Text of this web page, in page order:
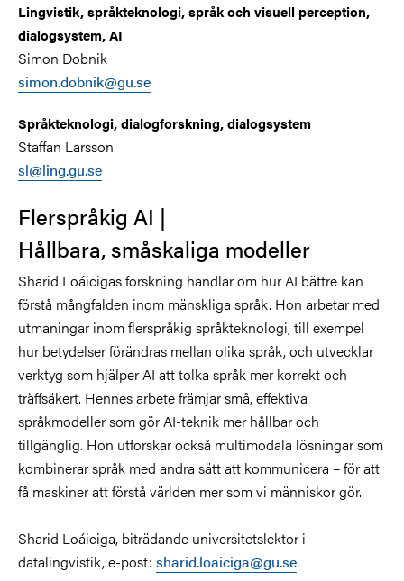
Lingvistik, språkteknologi, språk och visuell perception,
dialogsystem, AI
Simon Dobnik
simon.dobnik@gu.se
Språkteknologi, dialogforskning, dialogsystem
Staffan Larsson
sl@ling.gu.se
Flerspråkig AI |
Hållbara, småskaliga modeller
Sharid Loáicigas forskning handlar om hur AI bättre kan
förstå mångfalden inom mänskliga språk. Hon arbetar med
utmaningar inom flerspråkig språkteknologi, till exempel
hur betydelser förändras mellan olika språk, och utvecklar
verktyg som hjälper AI att tolka språk mer korrekt och
träffsäkert. Hennes arbete främjar små, effektiva
språkmodeller som gör AI-teknik mer hållbar och
tillgänglig. Hon utforskar också multimodala lösningar som
kombinerar språk med andra sätt att kommunicera – för att
få maskiner att förstå världen mer som vi människor gör.
Sharid Loáiciga, biträdande universitetslektor i
datalingvistik, e-post: sharid.loaiciga@gu.se